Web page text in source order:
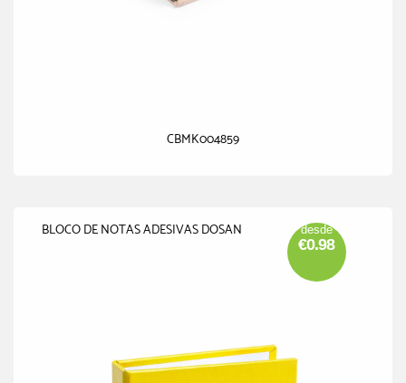
CBMK004859
BLOCO DE NOTAS ADESIVAS DOSAN desde
€0.98